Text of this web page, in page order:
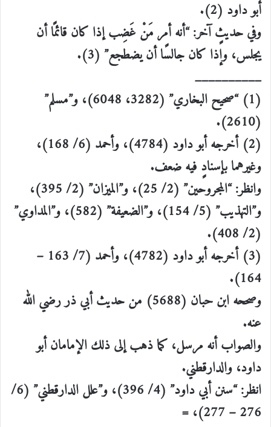
أبو داود (2).
وفي حديثٍ آخر: “أنه أمر مَنْ غَضِب إذا كان قائمًا أن
يجلس، وإذا كان جالسًا أن يضطجع” (3).
__________
(1) “صحيح البخاري” (3282، 6048)، و”مسلم”
(2610).
(2) أخرجه أبو داود (4784)، وأحمد (6/ 168)،
وغيرهما بإسنادٍ فيه ضعف.
وانظر: “المجروحين” (2/ 25)، و”الميزان” (2/ 395)،
و”التهذيب” (5/ 154)، و”الضعيفة” (582)، و”المداوي”
(2/ 408).
(3) أخرجه أبو داود (4782)، وأحمد (7/ 163 –
164).
وصححه ابن حبان (5688) من حديث أبي ذر رضي الله
عنه.
والصواب أنه مرسل، كما ذهب إلى ذلك الإمامان أبو
داود، والدارقطني.
انظر: “سنن أبي داود” (4/ 396)، و”علل الدارقطني” (6/
276 – 277)، =